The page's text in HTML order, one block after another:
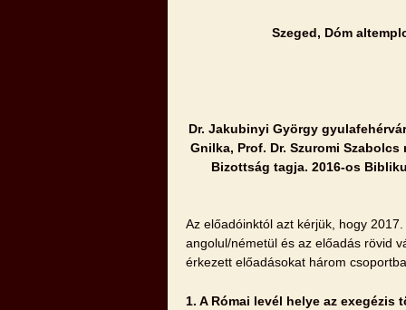
Szeged, Dóm
Dr. Jakubinyi György
Gnilka, Prof. Dr. Szuromi
Bizottság tagja. 2016-os
Az előadóinktól azt kérjük, hogy
angolul/németül és az előadás rövid
érkezett előadásokat három
1. ARómai levél helye az exegézis